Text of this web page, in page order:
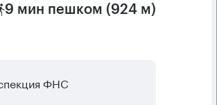
9 мин пешком (924 м)
ФНС